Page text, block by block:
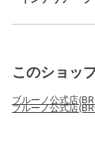
このショッ
ブルーノ公式店
ブルーノ公式店